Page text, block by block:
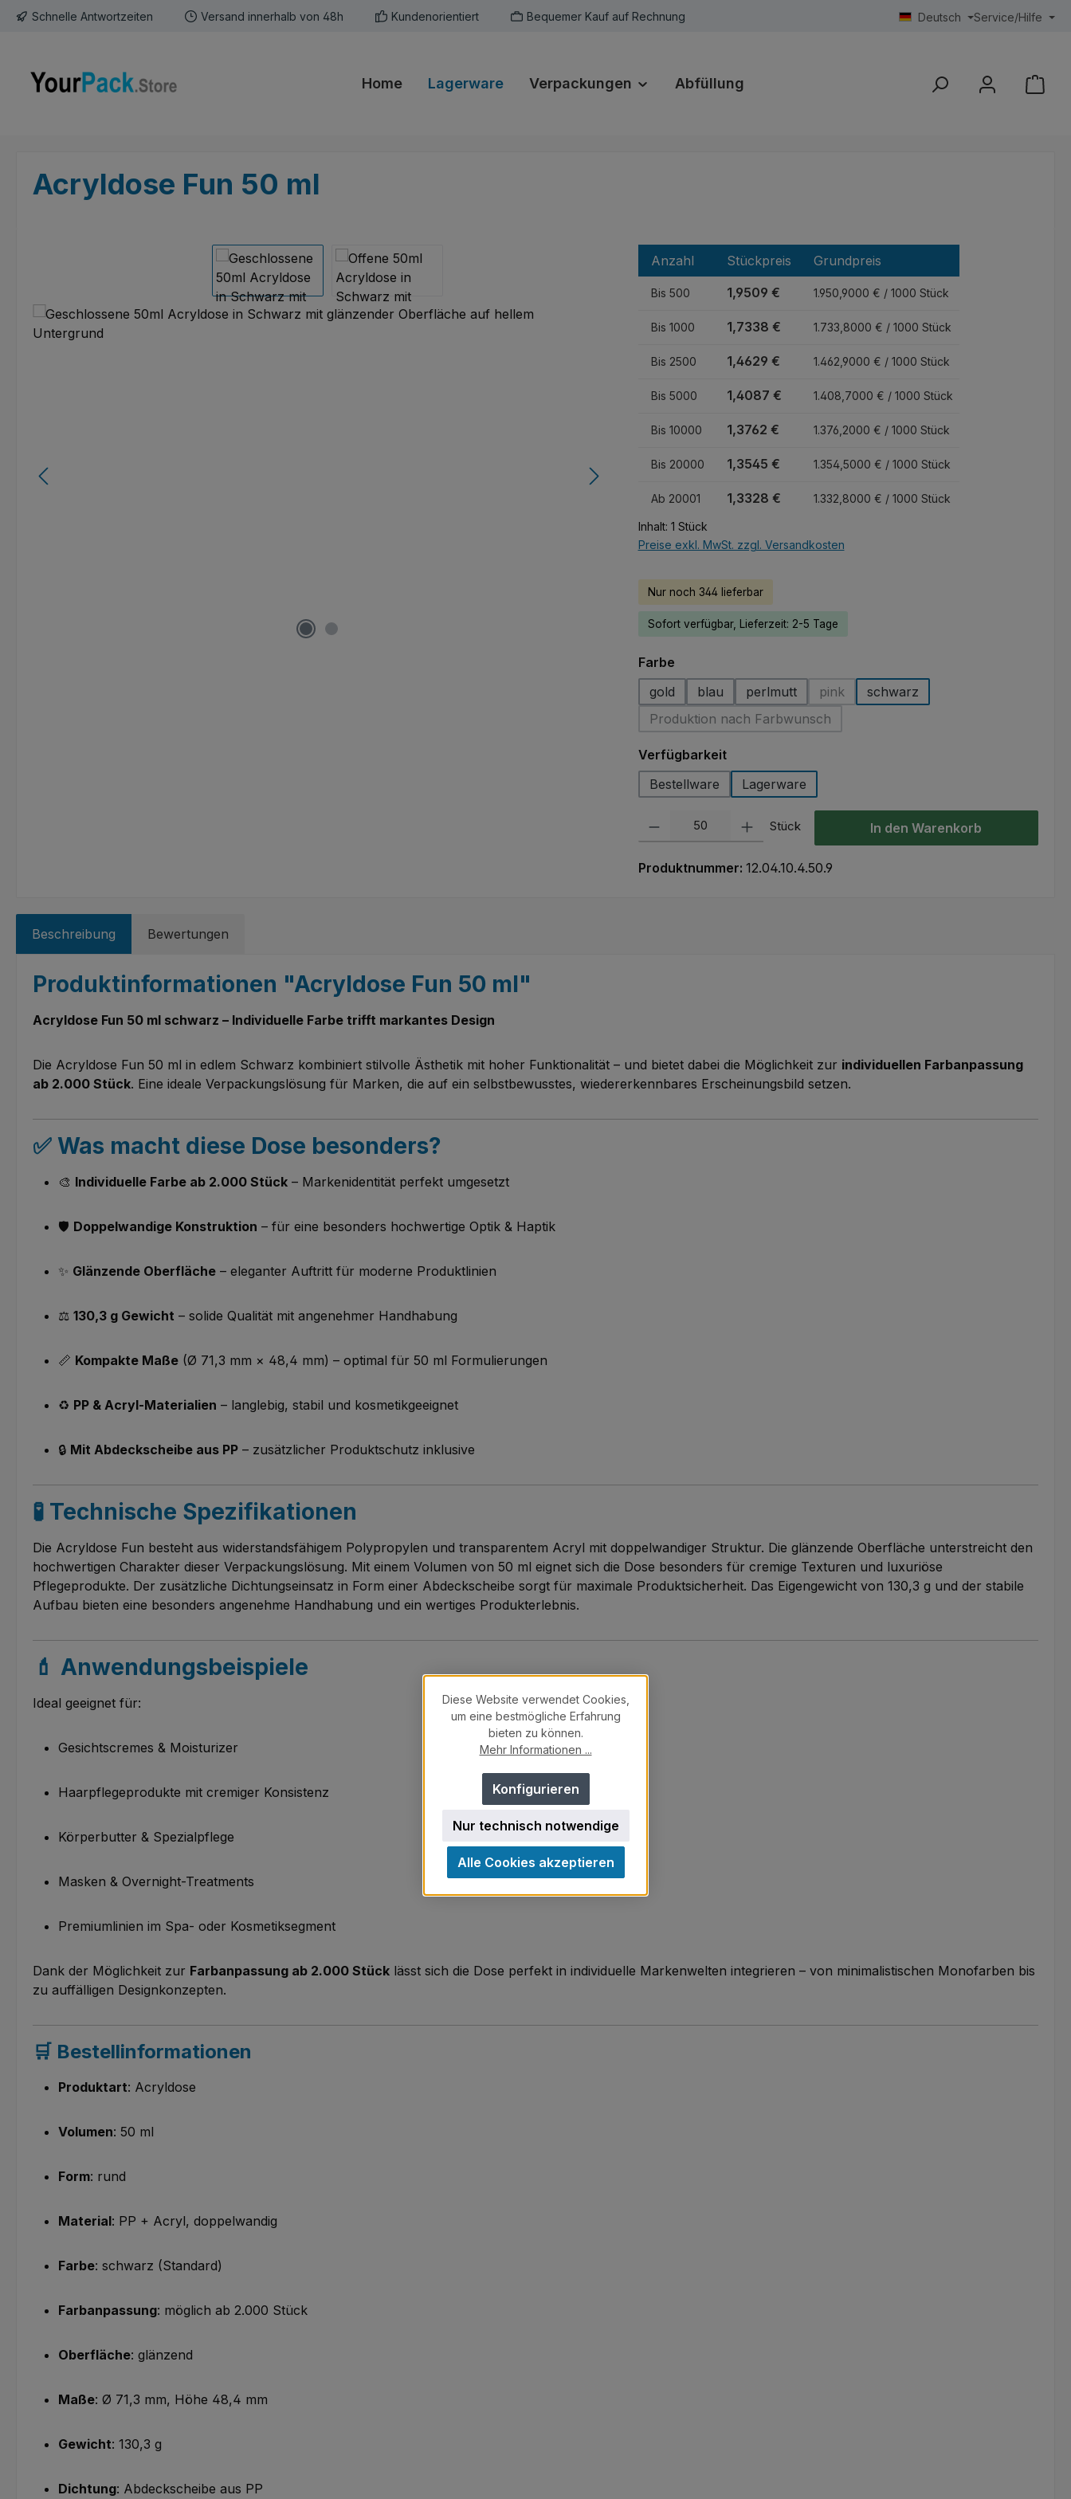
Hauptinhalt springen
Zur Suche springen
Zur Hauptnavigation springen
Schnelle Antwortzeiten Versand innerhalb von 48h Kundenorientiert Bequemer Kauf auf Rechnung Deutsch Service/Hilfe
Home Lagerware Verpackungen Abfüllung
Acryldose Fun 50 ml
Anzahl
Stückpreis Grundpreis
Bis 500 1,9509 € 1.950,9000 € / 1000 Stück
Bis 1000 1,7338 € 1.733,8000 € / 1000 Stück
Bis 2500 1,4629 € 1.462,9000 € / 1000 Stück
Bis 5000 1,4087 € 1.408,7000 € / 1000 Stück
Bis 10000 1,3762 € 1.376,2000 € / 1000 Stück
Bis 20000 1,3545 € 1.354,5000 € / 1000 Stück
Ab 20001 1,3328 € 1.332,8000 € / 1000 Stück
Inhalt: 1 Stück
Preise exkl. MwSt. zzgl. Versandkosten
Nur noch 344 lieferbar
Sofort verfügbar, Lieferzeit: 2-5 Tage
Farbeauswählen
gold
blau perlmutt pink
(Diese Option ist zurzeit nicht verfügbar.)
schwarz
Produktion nach Farbwunsch
(Diese Option ist zurzeit nicht verfügbar.)
Verfügbarkeitauswählen
Bestellware
Lagerware
Produkt Anzahl: Gib den gewünschten Wert ein oder benutze die Schaltflächen
Stück In den Warenkorb
Produktnummer: 12.04.10.4.50.9
Beschreibung Bewertungen
Produktinformationen "Acryldose Fun 50 ml"
Acryldose Fun 50 ml schwarz – Individuelle Farbe trifft markantes Design
Die Acryldose Fun 50 ml in edlem Schwarz kombiniert stilvolle Ästhetik mit hoher Funktionalität – und bietet dabei die Möglichkeit zur individuellen Farbanpassung
ab 2.000 Stück. Eine ideale Verpackungslösung für Marken, die auf ein selbstbewusstes, wiedererkennbares Erscheinungsbild setzen.
✅ Was macht diese Dose besonders?
🎨 Individuelle Farbe ab 2.000 Stück – Markenidentität perfekt umgesetzt
🛡️ Doppelwandige Konstruktion – für eine besonders hochwertige Optik & Haptik
✨ Glänzende Oberfläche – eleganter Auftritt für moderne Produktlinien
⚖️ 130,3 g Gewicht – solide Qualität mit angenehmer Handhabung
📏 Kompakte Maße (Ø 71,3 mm × 48,4 mm) – optimal für 50 ml Formulierungen
♻️ PP & Acryl-Materialien – langlebig, stabil und kosmetikgeeignet
🔒 Mit Abdeckscheibe aus PP – zusätzlicher Produktschutz inklusive
🧪 Technische Spezifikationen
Die Acryldose Fun besteht aus widerstandsfähigem Polypropylen und transparentem Acryl mit doppelwandiger Struktur. Die glänzende Oberfläche unterstreicht den
hochwertigen Charakter dieser Verpackungslösung. Mit einem Volumen von 50 ml eignet sich die Dose besonders für cremige Texturen und luxuriöse
Pflegeprodukte. Der zusätzliche Dichtungseinsatz in Form einer Abdeckscheibe sorgt für maximale Produktsicherheit. Das Eigengewicht von 130,3 g und der stabile
Aufbau bieten eine besonders angenehme Handhabung und ein wertiges Produkterlebnis.
💄 Anwendungsbeispiele
Ideal geeignet für:
Gesichtscremes & Moisturizer
Haarpflegeprodukte mit cremiger Konsistenz
Körperbutter & Spezialpflege
Masken & Overnight-Treatments
Premiumlinien im Spa- oder Kosmetiksegment
Dank der Möglichkeit zur Farbanpassung ab 2.000 Stück lässt sich die Dose perfekt in individuelle Markenwelten integrieren – von minimalistischen Monofarben bis
zu auffälligen Designkonzepten.
🛒 Bestellinformationen
Produktart: Acryldose
Volumen: 50 ml
Form: rund
Material: PP + Acryl, doppelwandig
Farbe: schwarz (Standard)
Farbanpassung: möglich ab 2.000 Stück
Oberfläche: glänzend
Maße: Ø 71,3 mm, Höhe 48,4 mm
Gewicht: 130,3 g
Dichtung: Abdeckscheibe aus PP
Diese Website verwendet Cookies,
um eine bestmögliche Erfahrung
bieten zu können.
Mehr Informationen ...
Nur technisch notwendige
Konfigurieren
Alle Cookies akzeptieren